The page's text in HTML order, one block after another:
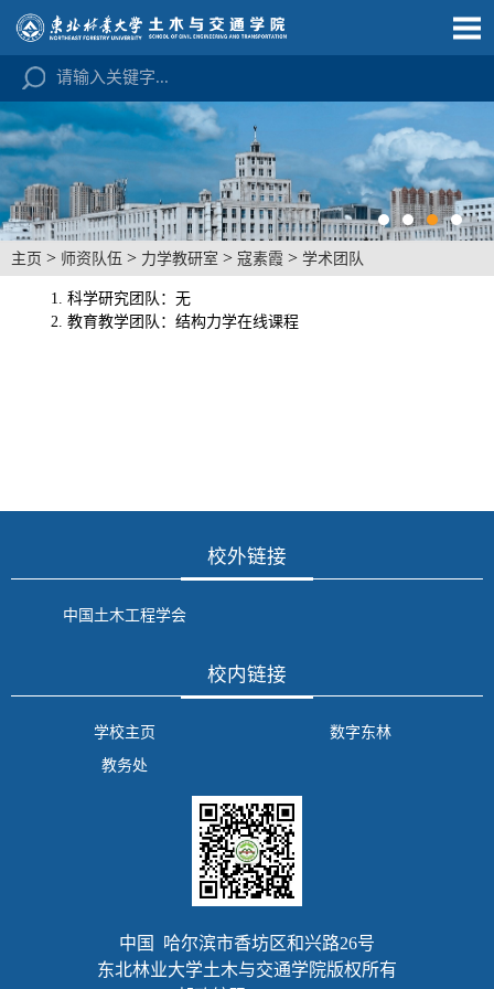
主页 > 师资队伍 > 力学教研室 > 寇素霞 > 学术团队
1. 科学研究团队： 无
2. 教育教学团队：结构力学在线课程
校外链接
中国土木工程学会
校内链接
学校主页
数字东林
教务处
中国 哈尔滨市香坊区和兴路26号
东北林业大学土木与交通学院版权所有